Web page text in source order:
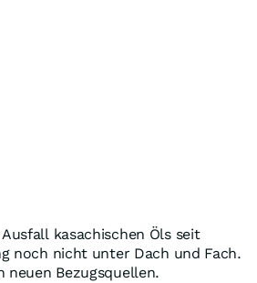
kasachischen Öls seit
noch nicht unter Dach und Fach.
neuen Bezugsquellen.